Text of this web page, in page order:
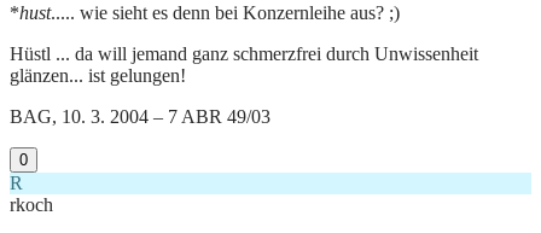
*hust..... wie sieht es denn bei Konzernleihe aus? ;)
Hüstl ... da will jemand ganz schmerzfrei durch Unwissenheit
glänzen... ist gelungen!
BAG, 10. 3. 2004 – 7 ABR 49/03
0
R
rkoch